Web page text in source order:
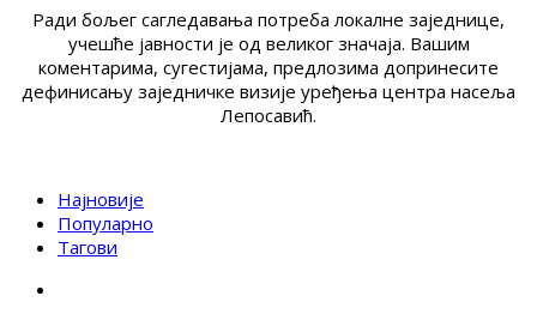
Ради бољег сагледавања потреба локалне заједнице,
учешће јавности је од великог значаја. Вашим
коментарима, сугестијама, предлозима допринесите
дефинисању заједничке визије уређења центра насеља
Лепосавић.
Најновије
Популарно
Тагови